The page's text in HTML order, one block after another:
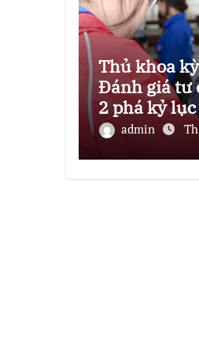
Thủ khoa
Đánh giá tư
2 phá kỷ
thi admin